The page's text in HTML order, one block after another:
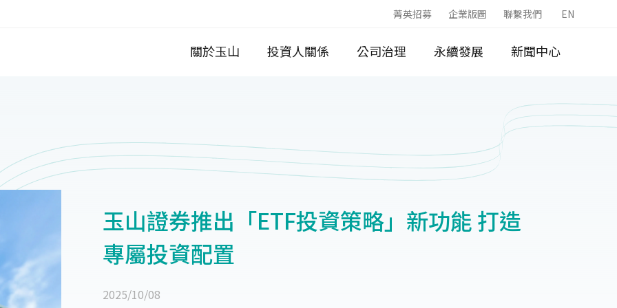
菁英招募 企業版圖 聯繫我們 EN
關於玉山 投資人關係 公司治理 永續發展 新聞中心
玉山證券推出「ETF投資策略」新功能 打造
專屬投資配置
2025/10/08